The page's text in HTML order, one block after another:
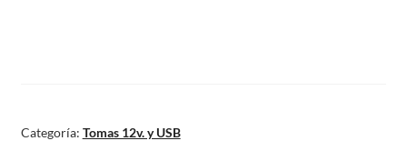
Categoría: Tomas 12v. y USB